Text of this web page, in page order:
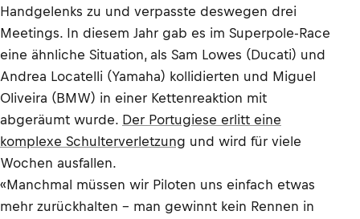
Handgelenks zu und verpasste deswegen drei
Meetings. In diesem Jahr gab es im Superpole-Race
eine ähnliche Situation, als Sam Lowes (Ducati) und
Andrea Locatelli (Yamaha) kollidierten und Miguel
Oliveira (BMW) in einer Kettenreaktion mit
abgeräumt wurde. Der Portugiese erlitt eine
komplexe Schulterverletzung und wird für viele
Wochen ausfallen.
«Manchmal müssen wir Piloten uns einfach etwas
mehr zurückhalten – man gewinnt kein Rennen in